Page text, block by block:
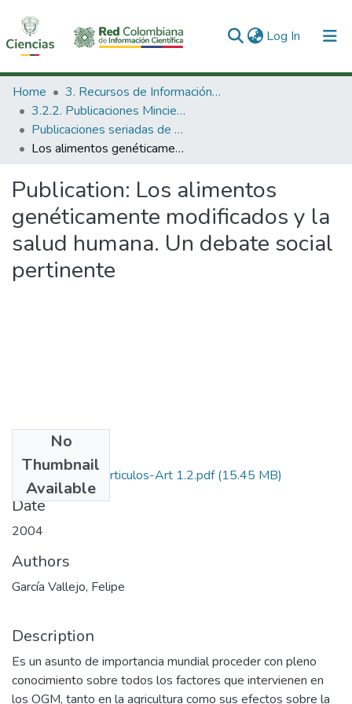
Log In (current)
Communities & Collections
All of DSpace
Statistics
Home
3. Recursos de Información Científica y Tecnológica
3.2.2. Publicaciones Minciencias
Publicaciones seriadas de Minciencias
Los alimentos genéticamente modificados y la salud humana. Un debate social pertinente
Publication: Los alimentos
genéticamente modificados y la
salud humana. Un debate social
pertinente
No
Thumbnail
Available
2004-V22-N1-Articulos-Art 1.2.pdf(15.45 MB)
Date
2004
Authors
García Vallejo, Felipe
Description
Es un asunto de importancia mundial proceder con pleno
conocimiento sobre todos los factores que intervienen en
los OGM, tanto en la agricultura como sus efectos sobre la